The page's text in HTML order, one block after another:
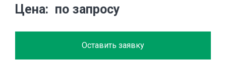
Цена по запросу
Оставить заявку